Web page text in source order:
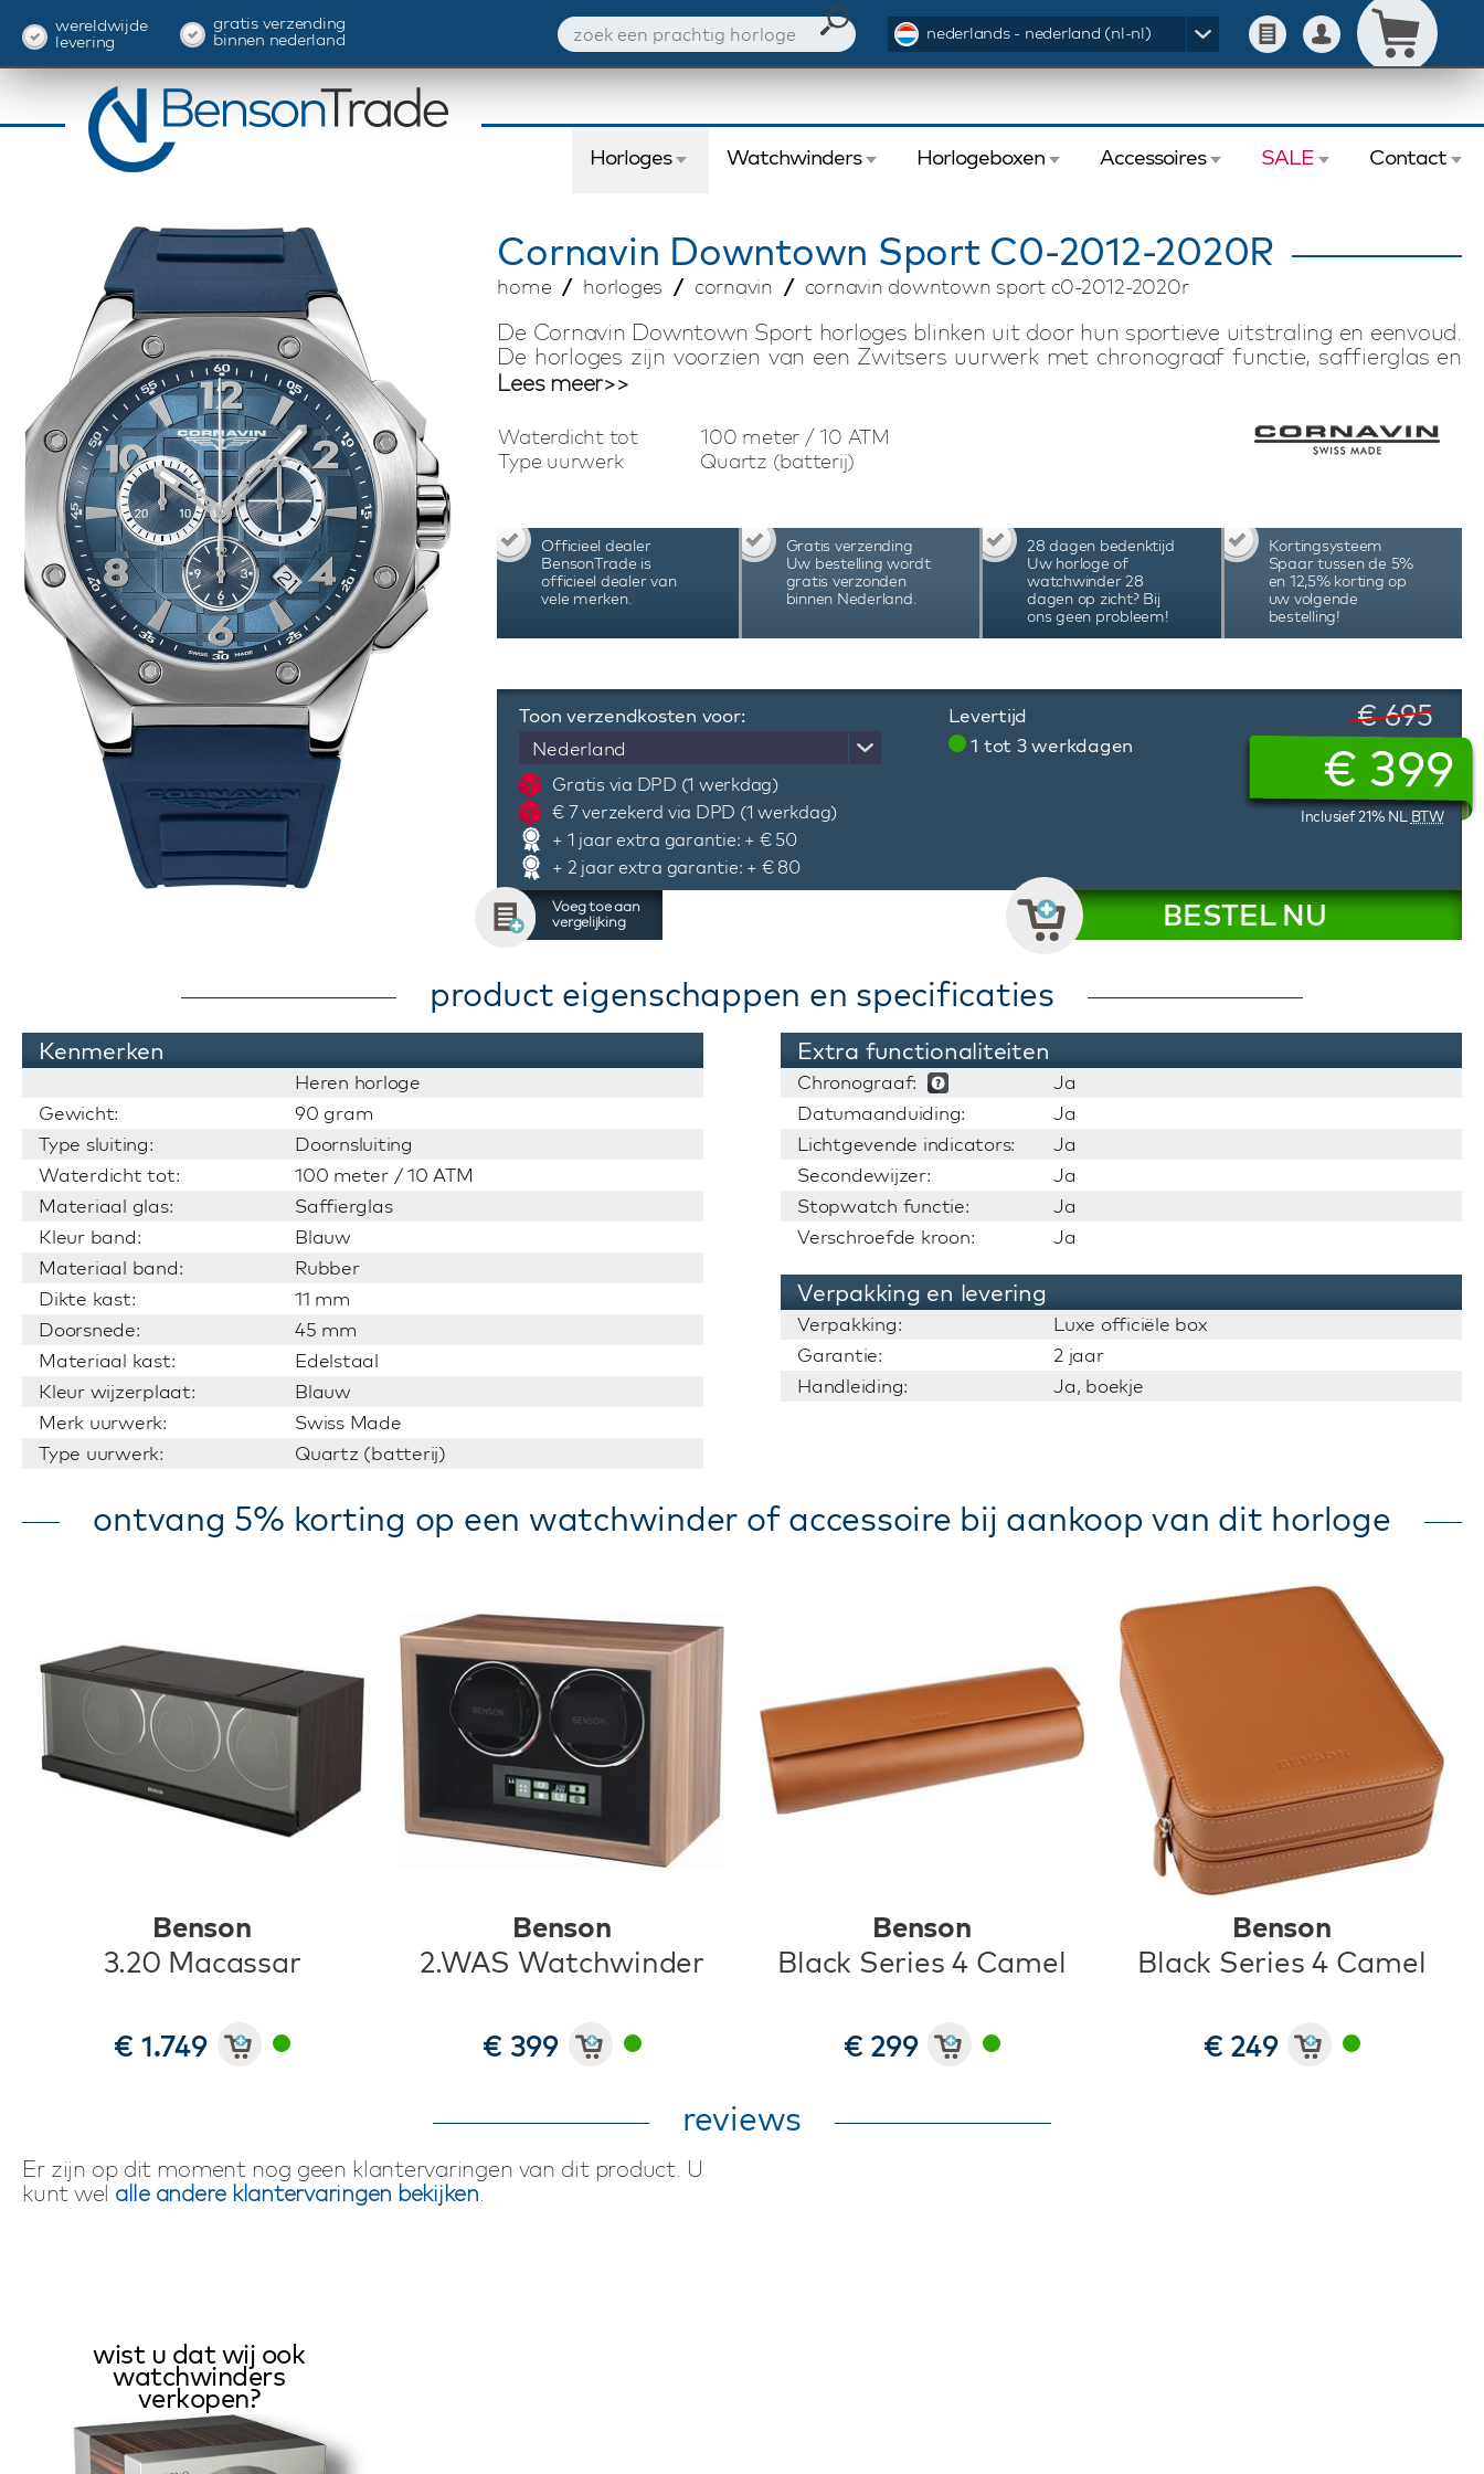
wereldwijde
levering
gratis verzending
binnen nederland nederlands - nederland (nl-nl)
Horloges Watchwinders Horlogeboxen Accessoires SALE Contact
Cornavin Downtown Sport C0-2012-2020R
home horloges cornavin cornavin downtown sport c0-2012-2020r
De Cornavin Downtown Sport horloges blinken uit door hun sportieve uitstraling en eenvoud.
De horloges zijn voorzien van een Zwitsers uurwerk met chronograaf functie, saffierglas en
een fraaie kalfslederen-of edelstalen horlogeband. De Downtown Sport modellen zijn
is er een ongekend grote Cornavin Downtown Sport collectie beschikbaar.
Lees meer>>
Waterdicht tot
100 meter / 10 ATM
Type uurwerk
Quartz (batterij)
Officieel dealer
BensonTrade is
officieel dealer van
vele merken.
Gratis verzending
Uw bestelling wordt
gratis verzonden
binnen Nederland.
28 dagen bedenktijd
Uw horloge of
watchwinder 28
dagen op zicht? Bij
ons geen probleem!
Kortingsysteem
Spaar tussen de 5%
en 12,5% korting op
uw volgende
bestelling!
Toon verzendkosten voor:
Nederland
Gratis via DPD (1 werkdag)
€ 7 verzekerd via DPD (1 werkdag)
+ 1 jaar extra garantie: + € 50
+ 2 jaar extra garantie: + € 80
Levertijd
1 tot 3 werkdagen
€ 695
€399
Inclusief 21% NL BTW
Voeg toe aan
vergelijking
BESTEL NU
product eigenschappen en specificaties
Kenmerken
Heren horloge
Gewicht:
90 gram
Type sluiting:
Doornsluiting
Waterdicht tot:
100 meter / 10 ATM
Materiaal glas:
Saffierglas
Kleur band:
Blauw
Materiaal band:
Rubber
Dikte kast:
11 mm
Doorsnede:
45 mm
Materiaal kast:
Edelstaal
Kleur wijzerplaat:
Blauw
Merk uurwerk:
Swiss Made
Type uurwerk:
Quartz (batterij)
Extra functionaliteiten
Chronograaf:
Ja
Datumaanduiding:
Ja
Lichtgevende indicators:
Ja
Secondewijzer:
Ja
Stopwatch functie:
Ja
Verschroefde kroon:
Ja
Verpakking en levering
Verpakking:
Luxe officiële box
Garantie:
2 jaar
Handleiding:
Ja, boekje
ontvang 5% korting op een watchwinder of accessoire bij aankoop van dit horloge
Benson
3.20 Macassar
€ 1.749
Benson
2.WAS Watchwinder
€ 399
Benson
Black Series 4 Camel
€ 299
Benson
Black Series 4 Camel
€ 249
reviews
Er zijn op dit moment nog geen klantervaringen van dit product. U
kunt wel alle andere klantervaringen bekijken.
wist u dat wij ook
watchwinders
verkopen?